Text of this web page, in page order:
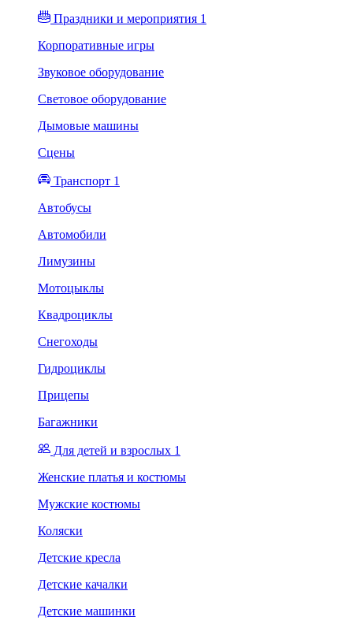
Праздники и мероприятия 1
Корпоративные игры
Звуковое оборудование
Световое оборудование
Дымовые машины
Сцены
Транспорт 1
Автобусы
Автомобили
Лимузины
Мотоцыклы
Квадроциклы
Снегоходы
Гидроциклы
Прицепы
Багажники
Для детей и взрослых 1
Женские платья и костюмы
Мужские костюмы
Коляски
Детские кресла
Детские качалки
Детские машинки